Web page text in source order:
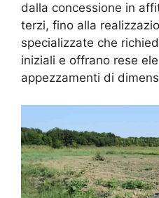
dalla concessione in
terzi, fino alla
specializzate che
iniziali e offrano rese
appezzamenti di